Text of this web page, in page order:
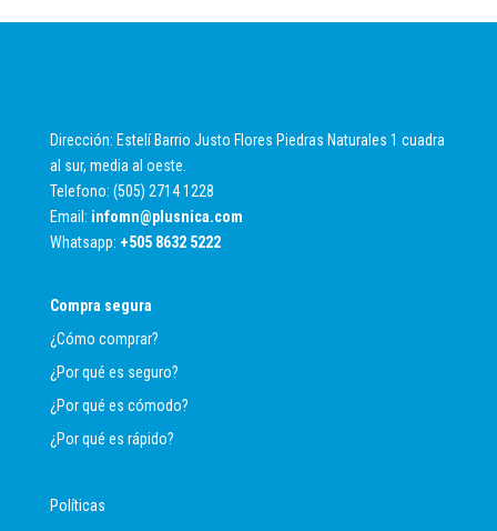
Dirección: Estelí Barrio Justo Flores Piedras Naturales 1 cuadra
al sur, media al oeste.
Telefono: (505) 2714 1228
Email: infomn@plusnica.com
Whatsapp: +505 8632 5222
Compra segura
¿Cómo comprar?
¿Por qué es seguro?
¿Por qué es cómodo?
¿Por qué es rápido?
Políticas